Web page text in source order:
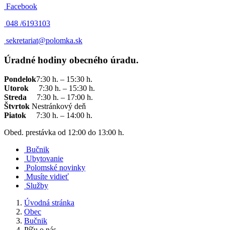
Facebook
048 /6193103
sekretariat@polomka.sk
Úradné hodiny obecného úradu.
Pondelok7:30 h. – 15:30 h.
Utorok 7:30 h. – 15:30 h.
Streda 7:30 h. – 17:00 h.
Štvrtok Nestránkový deň
Piatok
7:30 h. – 14:00 h.
Obed. prestávka od 12:00 do 13:00 h.
Bučnik
Ubytovanie
Polomské novinky
Musíte vidieť
Služby
Úvodná stránka
Obec
Bučnik